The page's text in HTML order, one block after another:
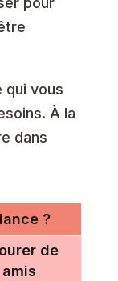
qui vous
À la
dans
?
de